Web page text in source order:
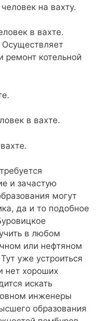
на вахту.
в вахте.
ремонт котельной
в вахте.
и зачастую
могут
да и то подобное
в любом
или нефтяном
уже устроиться
нет хороших
искать
инженеры
образования